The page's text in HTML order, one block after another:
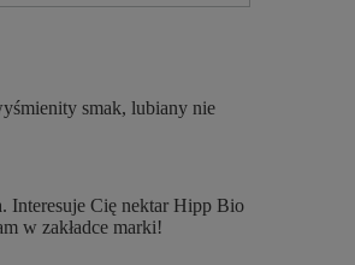
smak, lubiany nie
Interesuje Cię nektar Hipp Bio
w zakładce marki!